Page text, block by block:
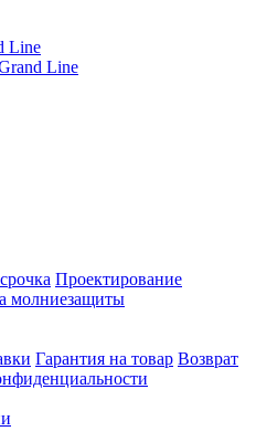
Line
Line
Проектирование
молниезащиты
Гарантия на товар Возврат